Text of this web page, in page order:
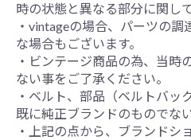
時の状態と異なる部分に関し
・vintageの場合、パーツの
な場合もございます。
・ビンテージ商品の為、当時
ない事をご了承ください。
・ベルト、部品（ベルトバッ
既に純正ブランドのものでな
・上記の点から、ブランドシ